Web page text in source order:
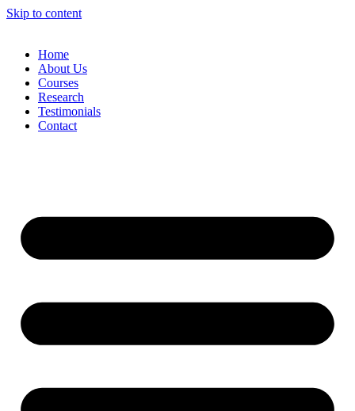
Skip to content
Home
About Us
Courses
Research
Testimonials
Contact